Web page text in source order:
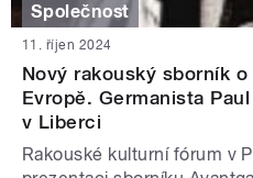
Společnost
11. říjen 2024
Nový rakouský sborník
Evropě. Germanista
v Liberci
Rakouské kulturní fórum v